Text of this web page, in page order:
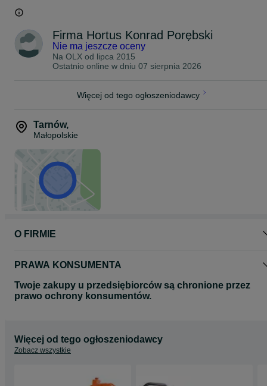
Sobota: 9:00 - 13:00
www.firmahortus.pl
firmahortus.olx.pl
www.sklephortus.pl
Firma Hortus Konrad Porębski
Nie ma jeszcze oceny
Na OLX od lipca 2015
Ostatnio online w dniu 07 sierpnia 2026
Więcej od tego ogłoszeniodawcy
Tarnów,
Małopolskie
O FIRMIE
PRAWA KONSUMENTA
Twoje zakupy u przedsiębiorców są chronione przez
prawo ochrony konsumentów.
Więcej od tego ogłoszeniodawcy
Zobacz wszystkie